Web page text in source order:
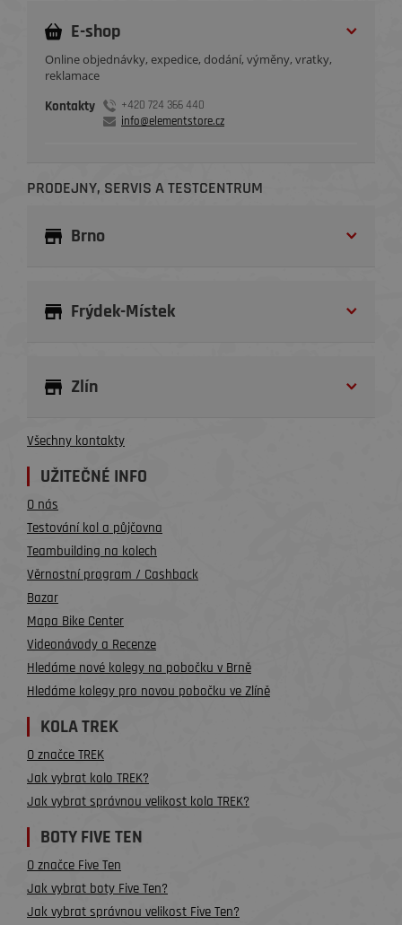
E-shop
Online objednávky, expedice, dodání, výměny, vratky,
reklamace
Kontakty
+420 724 366 440
info@elementstore.cz
PRODEJNY, SERVIS A TESTCENTRUM
Brno
Frýdek-Místek
Zlín
Všechny kontakty
UŽITEČNÉ INFO
O nás
Testování kol a půjčovna
Teambuilding na kolech
Věrnostní program / Cashback
Bazar
Mapa Bike Center
Videonávody a Recenze
Hledáme nové kolegy na pobočku v Brně
Hledáme kolegy pro novou pobočku ve Zlíně
KOLA TREK
O značce TREK
Jak vybrat kolo TREK?
Jak vybrat správnou velikost kola TREK?
BOTY FIVE TEN
O značce Five Ten
Jak vybrat boty Five Ten?
Jak vybrat správnou velikost Five Ten?